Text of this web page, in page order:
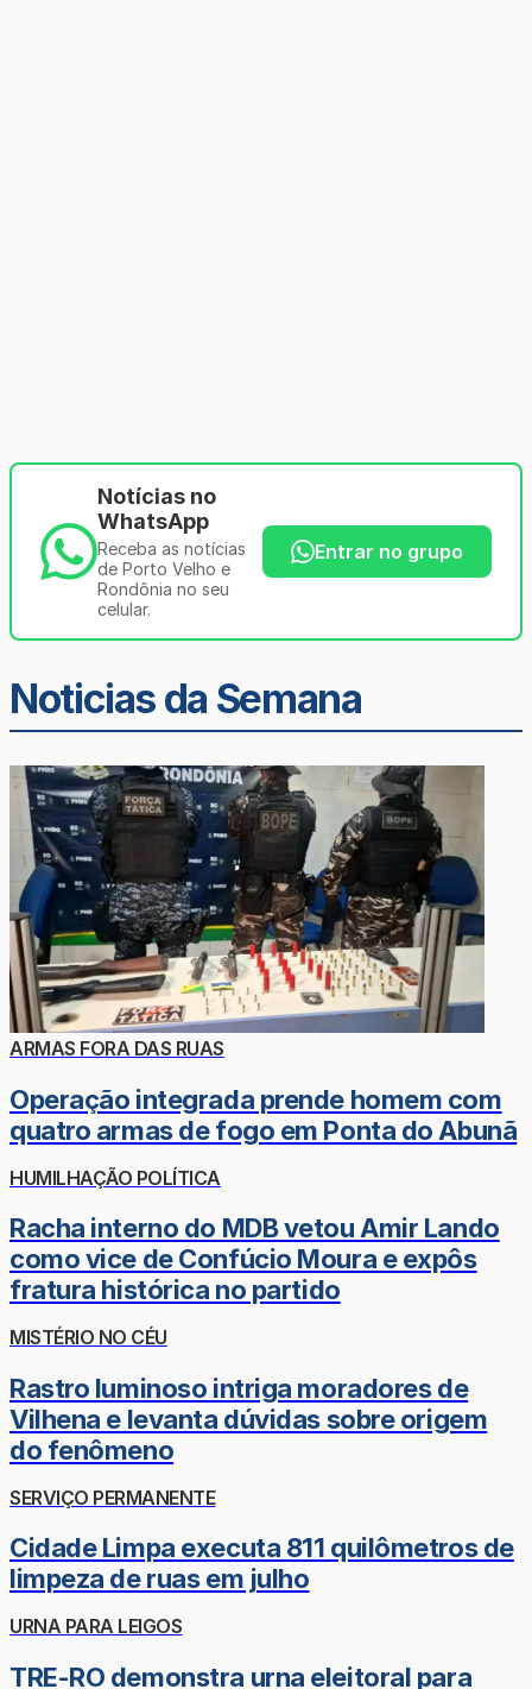
Notícias no
WhatsApp
Receba as notícias
de Porto Velho e
Rondônia no seu
celular.
Entrar no grupo
Noticias da Semana
ARMAS FORA DAS RUAS
Operação integrada prende homem com
quatro armas de fogo em Ponta do Abunã
HUMILHAÇÃO POLÍTICA
Racha interno do MDB vetou Amir Lando
como vice de Confúcio Moura e expôs
fratura histórica no partido
MISTÉRIO NO CÉU
Rastro luminoso intriga moradores de
Vilhena e levanta dúvidas sobre origem
do fenômeno
SERVIÇO PERMANENTE
Cidade Limpa executa 811 quilômetros de
limpeza de ruas em julho
URNA PARA LEIGOS
TRE-RO demonstra urna eleitoral para